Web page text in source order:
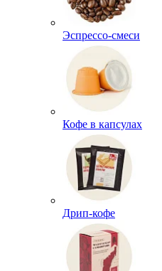
Эспрессо-смеси
Кофе в капсулах
Дрип-кофе